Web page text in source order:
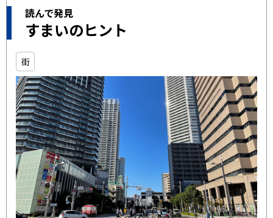
読んで発見
すまいのヒント
街